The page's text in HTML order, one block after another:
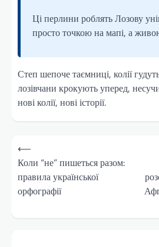
Ці перлини роблять Лозову
просто точкою на мапі, а
Степ шепоче таємниці, колії
лозівчани крокують уперед,
нові колії, нові історії.
Навігація
записів
⟵
Коли “не” пишеться разом:
правила української
орфографії